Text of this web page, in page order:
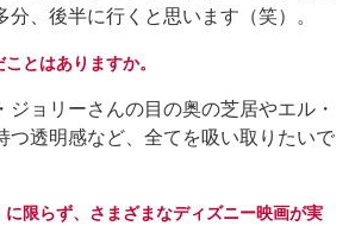
分、後半に行くと思います（笑）。
とはありますか。
ョリーさんの目の奥の芝居やエル・
つ透明感など、全てを吸い取りたいで
に限らず、さまざまなディズニー映画が実